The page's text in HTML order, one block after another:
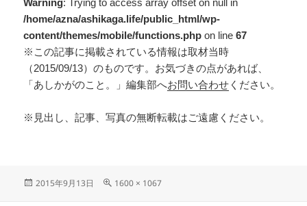
/home/azna/ashikaga.life/public_html/wp-
content/themes/mobile/functions.php on line67
※この記事に掲載されている情報は取材当時
（2015/09/13）のものです。お気づきの点があれば、
「あしかがのこと。」編集部へお問い合わせ ください。
※見出し、記事、写真の無断転載はご遠慮ください。
2015年9月13日 1600 × 1067